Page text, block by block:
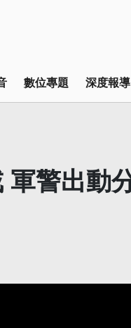
數位專題 深度報導
軍警出動